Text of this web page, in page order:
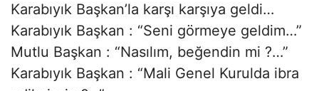
Karabıyık Başkan’la karşı karşıya geldi…
Karabıyık Başkan : “Seni görmeye geldim…”
Mutlu Başkan : “Nasılım, beğendin mi ?…”
Karabıyık Başkan : “Mali Genel Kurulda ibra